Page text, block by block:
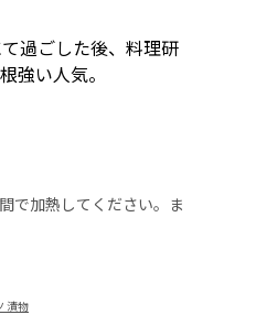
過ごした後、料理研
強い人気。
で加熱してください。ま
漬物